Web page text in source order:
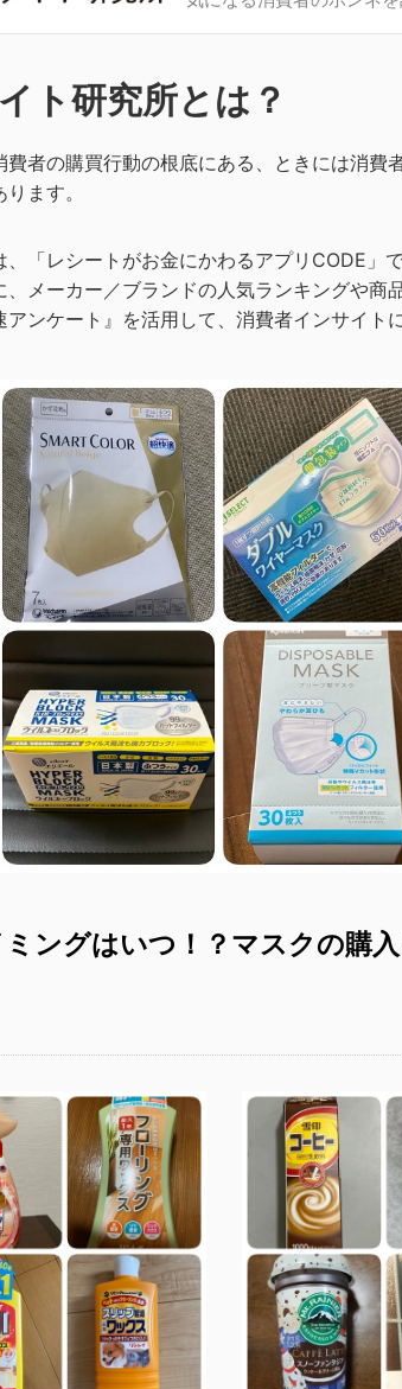
ト研究所とは？
者の購買行動の根底にある、ときには消
ます。
「レシートがお金にかわるアプリCODE」
メーカー／ブランドの人気ランキングや商
アンケート』を活用して、 消費者インサイト
ングはいつ！？マスクの購入